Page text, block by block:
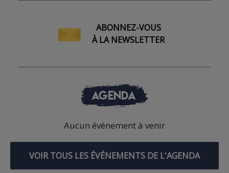
ABONNEZ-VOUS
À LA NEWSLETTER
AGENDA
Aucun événement à venir
VOIR TOUS LES ÉVÉNEMENTS DE L'AGENDA